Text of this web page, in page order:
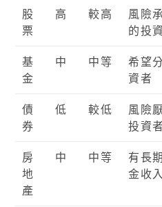
股
票
高 較高
風險
的投
基
金
中 中等
希望
資者
債
券
低 較低
風險
投資
房
地
產
中 中等
有長
金收